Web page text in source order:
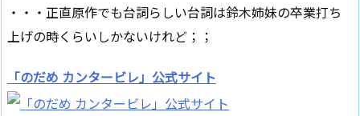
・・・正直原作でも台詞らしい台詞は鈴木姉妹の卒業打ち
上げの時くらいしかないけれど；；
「のだめ カンタービレ」公式サイト